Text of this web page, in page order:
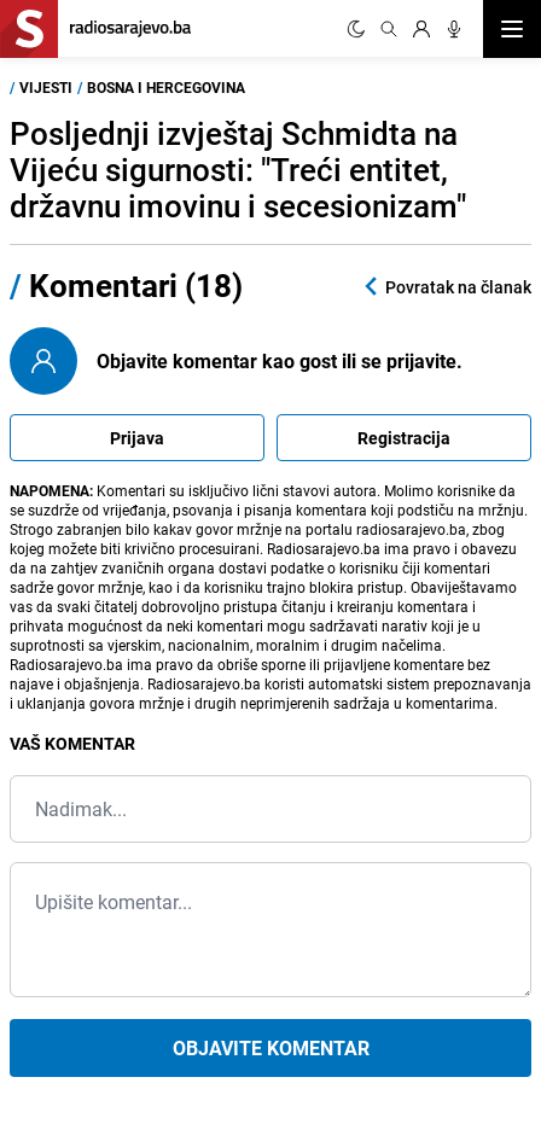
/ VIJESTI / BOSNA I HERCEGOVINA
Posljednji izvještaj Schmidta na
Vijeću sigurnosti: "Treći entitet,
državnu imovinu i secesionizam"
/ Komentari (18) Povratak na članak
Objavite komentar kao gost ili se prijavite.
Prijava Registracija
NAPOMENA: Komentari su isključivo lični stavovi autora. Molimo korisnike da
se suzdrže od vrijeđanja, psovanja i pisanja komentara koji podstiču na mržnju.
Strogo zabranjen bilo kakav govor mržnje na portalu radiosarajevo.ba, zbog
kojeg možete biti krivično procesuirani. Radiosarajevo.ba ima pravo i obavezu
da na zahtjev zvaničnih organa dostavi podatke o korisniku čiji komentari
sadrže govor mržnje, kao i da korisniku trajno blokira pristup. Obaviještavamo
vas da svaki čitatelj dobrovoljno pristupa čitanju i kreiranju komentara i
prihvata mogućnost da neki komentari mogu sadržavati narativ koji je u
suprotnosti sa vjerskim, nacionalnim, moralnim i drugim načelima.
Radiosarajevo.ba ima pravo da obriše sporne ili prijavljene komentare bez
najave i objašnjenja. Radiosarajevo.ba koristi automatski sistem prepoznavanja
i uklanjanja govora mržnje i drugih neprimjerenih sadržaja u komentarima.
VAŠ KOMENTAR
OBJAVITE KOMENTAR